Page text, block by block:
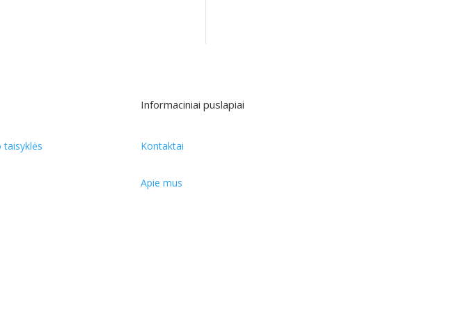
taisyklės
Informaciniai puslapiai
Kontaktai
Apie mus